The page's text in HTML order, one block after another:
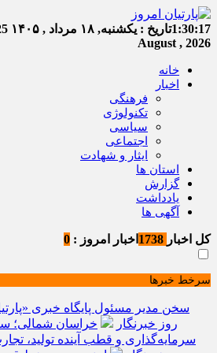
1:30:17تاریخ : یکشنبه, ۱۸ مرداد , ۱۴۰۵ 25
August , 2026
خانه
اخبار
فرهنگی
تکنولوژی
سیاسی
اجتماعی
ایثار و شهادت
استان ها
گزارش
یادداشت
آگهی ها
کل اخبار اخبار امروز : 0
سرخط خبرها
سخن مدیر مسئول پایگاه خبری
روز خبرنگار
خراسان شمالی؛
سرمایه‌گذاری و قطب آینده تولید،